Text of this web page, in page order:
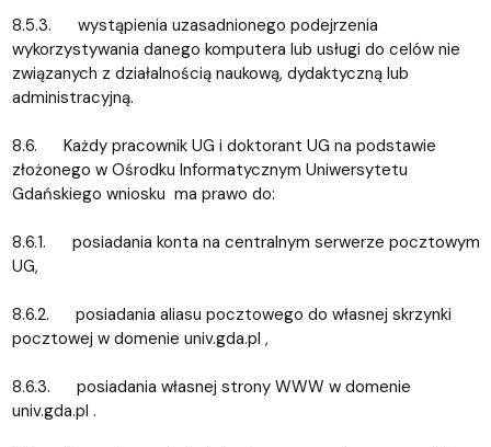
8.5.3. wystąpienia uzasadnionego podejrzenia
wykorzystywania danego komputera lub usługi do celów nie
związanych z działalnością naukową, dydaktyczną lub
administracyjną.
8.6. Każdy pracownik UG i doktorant UG na podstawie
złożonego w Ośrodku Informatycznym Uniwersytetu
Gdańskiego wniosku ma prawo do:
8.6.1. posiadania konta na centralnym serwerze pocztowym
UG,
8.6.2. posiadania aliasu pocztowego do własnej skrzynki
pocztowej w domenie univ.gda.pl ,
8.6.3. posiadania własnej strony WWW w domenie
univ.gda.pl .